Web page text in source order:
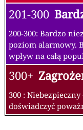
201-300
200-300: Bardzo
poziom alarmowy.
wpływ na całą
300+
300 :
doświadczyć